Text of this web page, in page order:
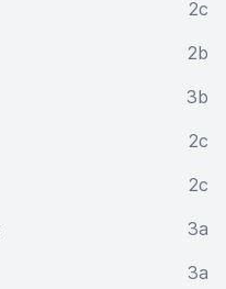
2c
2b
3b
2c
2c
3a
3a